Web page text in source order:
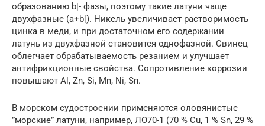
образованию b|- фазы, поэтому такие латуни чаще
двухфазные (a+b|). Никель увеличивает растворимость
цинка в меди, и при достаточном его содержании
латунь из двухфазной становится однофазной. Свинец
облегчает обрабатываемость резанием и улучшает
антифрикционные свойства. Сопротивление коррозии
повышают Al, Zn, Si, Mn, Ni, Sn.
В морском судостроении применяются оловянистые
”морские” латуни, например, ЛО70-1 (70 % Сu, 1 % Sn, 29 %